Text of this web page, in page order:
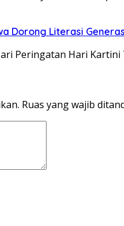
Dorong Literasi
Peringatan Hari
Ruas yang wajib